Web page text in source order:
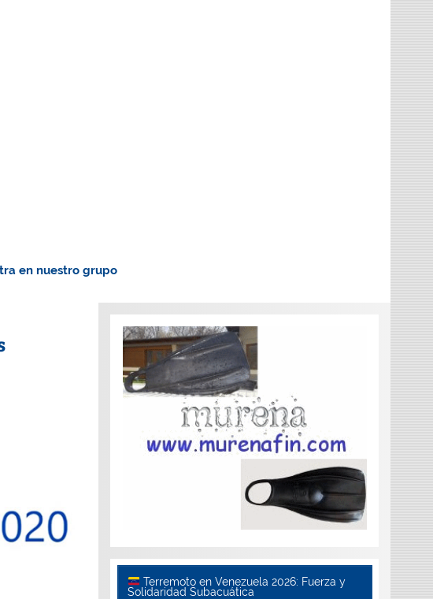
en nuestro grupo
Terremoto en Venezuela 2026: Fuerza y
Solidaridad Subacuática